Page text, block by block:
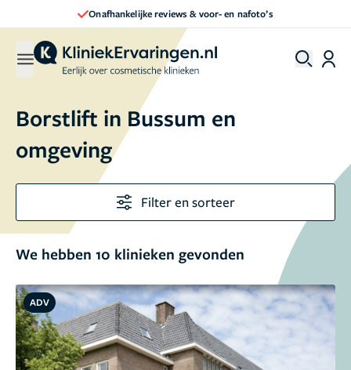
Direct een afspraak maken
Borstlift in Bussum en
omgeving
Filter en sorteer
We hebben 10 klinieken gevonden
ADV